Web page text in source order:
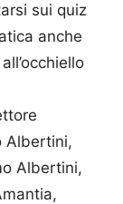
sui quiz
anche
Albertini,
Albertini,